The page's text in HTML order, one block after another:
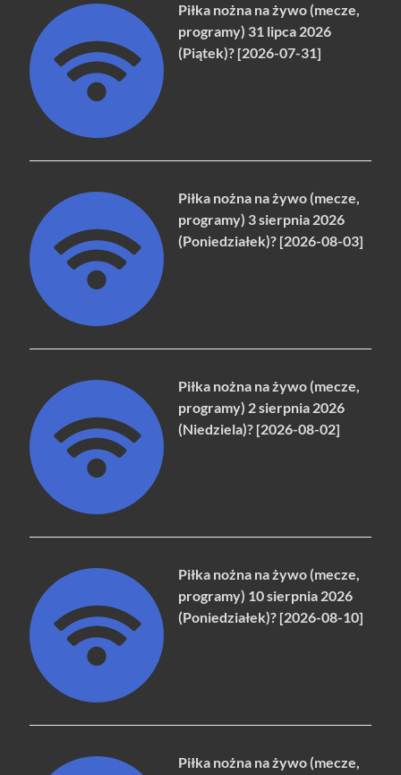
Piłka nożna na żywo (mecze,
programy) 31 lipca 2026
(Piątek)? [2026-07-31]
Piłka nożna na żywo (mecze,
programy) 3 sierpnia 2026
(Poniedziałek)? [2026-08-03]
Piłka nożna na żywo (mecze,
programy) 2 sierpnia 2026
(Niedziela)? [2026-08-02]
Piłka nożna na żywo (mecze,
programy) 10 sierpnia 2026
(Poniedziałek)? [2026-08-10]
Piłka nożna na żywo (mecze,